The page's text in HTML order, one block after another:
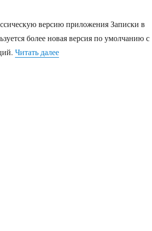
версию приложения Записки в
более новая версия по умолчанию с
Читать далее«Классическое